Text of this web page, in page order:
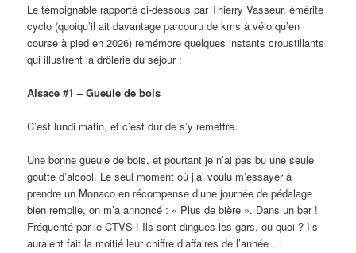
Le témoignable rapporté ci-dessous par Thierry Vasseur, émérite
cyclo (quoiqu’il ait davantage parcouru de kms à vélo qu’en
course à pied en 2026) remémore quelques instants croustillants
qui illustrent la drôlerie du séjour :
Alsace #1 – Gueule de bois
C’est lundi matin, et c’est dur de s’y remettre.
Une bonne gueule de bois, et pourtant je n’ai pas bu une seule
goutte d’alcool. Le seul moment où j’ai voulu m’essayer à
prendre un Monaco en récompense d’une journée de pédalage
bien remplie, on m’a annoncé : « Plus de bière ». Dans un bar !
Fréquenté par le CTVS ! Ils sont dingues les gars, ou quoi ? Ils
auraient fait la moitié leur chiffre d’affaires de l’année …